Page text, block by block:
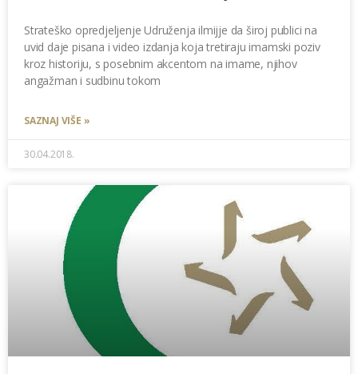
Strateško opredjeljenje Udruženja ilmijje da široj publici na
uvid daje pisana i video izdanja koja tretiraju imamski poziv
kroz historiju, s posebnim akcentom na imame, njihov
angažman i sudbinu tokom
SAZNAJ VIŠE »
30.04.2018.